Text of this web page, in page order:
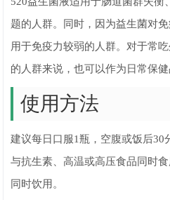
题的人群。同时，因为益生菌对
用于免疫力较弱的人群。对于常
的人群来说，也可以作为日常保
使用方法
建议每日口服1瓶，空腹或饭后30
与抗生素、高温或高压食品同时
同时饮用。